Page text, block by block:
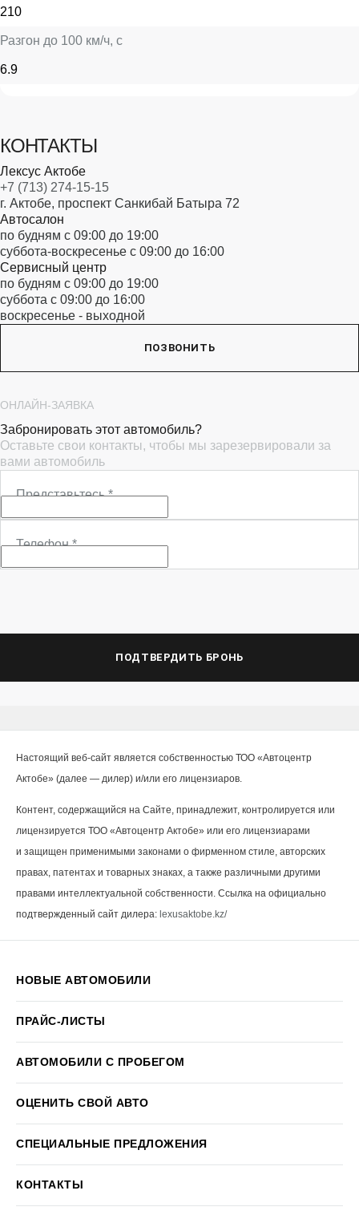
210
Разгон до 100 км/ч, с
6.9
КОНТАКТЫ
Лексус Актобе
+7 (713) 274-15-15
г. Актобе, проспект Санкибай Батыра 72
Автосалон
по будням с 09:00 до 19:00
суббота-воскресенье с 09:00 до 16:00
Сервисный центр
по будням с 09:00 до 19:00
суббота с 09:00 до 16:00
воскресенье - выходной
ПОЗВОНИТЬ
ОНЛАЙН-ЗАЯВКА
Забронировать этот автомобиль?
Оставьте свои контакты, чтобы мы зарезервировали за
вами автомобиль
Представьтесь*
Телефон*
ПОДТВЕРДИТЬ БРОНЬ
Настоящий веб-сайт является собственностью ТОО «Автоцентр
Актобе» (далее — дилер) и/или его лицензиаров.
Контент, содержащийся на Сайте, принадлежит, контролируется или
лицензируется ТОО «Автоцентр Актобе» или его лицензиарами
и защищен применимыми законами о фирменном стиле, авторских
правах, патентах и товарных знаках, а также различными другими
правами интеллектуальной собственности. Ссылка на официально
подтвержденный сайт дилера: lexusaktobe.kz/
НОВЫЕ АВТОМОБИЛИ
ПРАЙС-ЛИСТЫ
АВТОМОБИЛИ С ПРОБЕГОМ
ОЦЕНИТЬ СВОЙ АВТО
СПЕЦИАЛЬНЫЕ ПРЕДЛОЖЕНИЯ
КОНТАКТЫ